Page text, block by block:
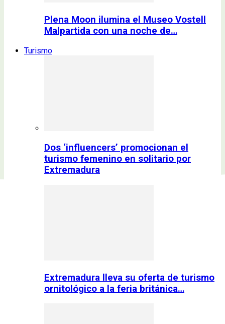
Plena Moon ilumina el Museo Vostell
Malpartida con una noche de…
Turismo
Dos ‘influencers’ promocionan el
turismo femenino en solitario por
Extremadura
Extremadura lleva su oferta de turismo
ornitológico a la feria británica…